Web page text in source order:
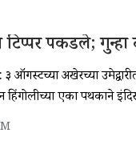
टिप्पर पकडले;
अखेरच्या
एका पथकाने